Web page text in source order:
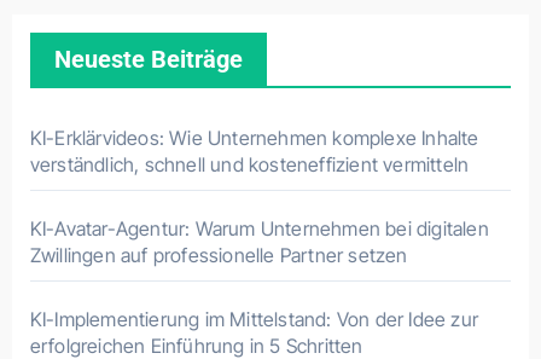
Neueste Beiträge
KI-Erklärvideos: Wie Unternehmen komplexe Inhalte
verständlich, schnell und kosteneffizient vermitteln
KI-Avatar-Agentur: Warum Unternehmen bei digitalen
Zwillingen auf professionelle Partner setzen
KI-Implementierung im Mittelstand: Von der Idee zur
erfolgreichen Einführung in 5 Schritten